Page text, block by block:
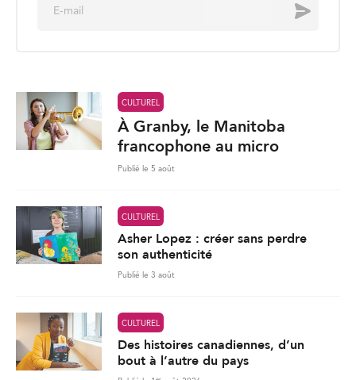
Envoyer
CULTUREL
À Granby, le Manitoba
francophone au micro
Publié le 5 août
CULTUREL
Asher Lopez : créer sans perdre
son authenticité
Publié le 3 août
CULTUREL
Des histoires canadiennes, d’un
bout à l’autre du pays